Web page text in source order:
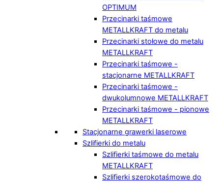
OPTIMUM
Przecinarki taśmowe
METALLKRAFT do metalu
Przecinarki stołowe do metalu
METALLKRAFT
Przecinarki taśmowe -
stacjonarne METALLKRAFT
Przecinarki taśmowe -
dwukolumnowe METALLKRAFT
Przecinarki taśmowe - pionowe
METALLKRAFT
Stacjonarne grawerki laserowe
Szlifierki do metalu
Szlifierki taśmowe do metalu
METALLKRAFT
Szlifierki szerokotaśmowe do